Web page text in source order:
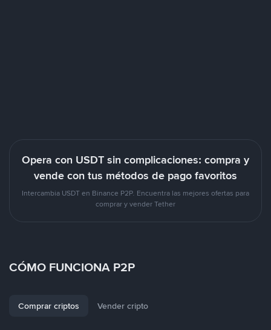
Opera con USDT sin complicaciones: compra y
vende con tus métodos de pago favoritos
Intercambia USDT en Binance P2P. Encuentra las mejores ofertas para
comprar y vender Tether
CÓMO FUNCIONA P2P
Comprar criptos Vender cripto